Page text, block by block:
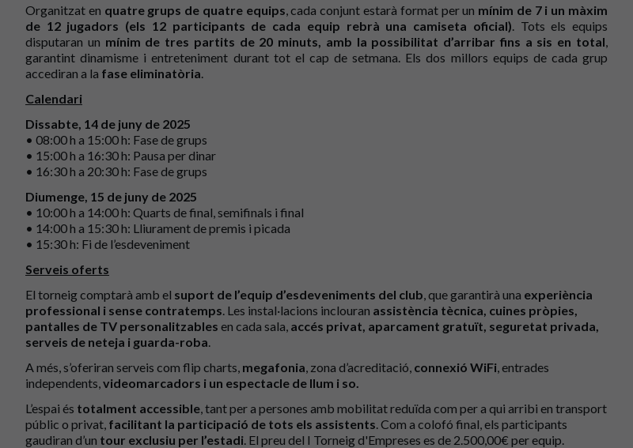
Organitzat en quatre grups de quatre equips, cada conjunt estarà format per un mínim de 7 i un màxim
de 12 jugadors (els 12 participants de cada equip rebrà una camiseta oficial). Tots els equips
disputaran un mínim de tres partits de 20 minuts, amb la possibilitat d’arribar fins a sis en total,
garantint dinamisme i entreteniment durant tot el cap de setmana. Els dos millors equips de cada grup
accediran a la fase eliminatòria.
Calendari
Dissabte, 14 de juny de 2025
• 08:00 h a 15:00 h: Fase de grups
• 15:00 h a 16:30 h: Pausa per dinar
• 16:30 h a 20:30 h: Fase de grups
Diumenge, 15 de juny de 2025
• 10:00 h a 14:00 h: Quarts de final, semifinals i final
• 14:00 h a 15:30 h: Lliurament de premis i picada
• 15:30 h: Fi de l’esdeveniment
Serveis oferts
El torneig comptarà amb el suport de l’equip d’esdeveniments del club, que garantirà una experiència
professional i sense contratemps. Les instal·lacions inclouran assistència tècnica, cuines pròpies,
pantalles de TV personalitzables en cada sala, accés privat, aparcament gratuït, seguretat privada,
serveis de neteja i guarda-roba.
A més, s’oferiran serveis com flip charts, megafonia, zona d’acreditació, connexió WiFi, entrades
independents,videomarcadors i un espectacle de llum i so.
L’espai és totalment accessible, tant per a persones amb mobilitat reduïda com per a qui arribi en transport
públic o privat, facilitant la participació de tots els assistents. Com a colofó final, els participants
gaudiran d’un tour exclusiu per l’estadi. El preu del I Torneig d'Empreses es de 2.500,00€ per equip.